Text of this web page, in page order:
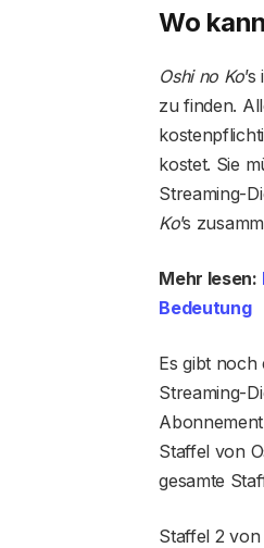
Wo
Oshi no Ko
zu finden.
kostet. Sie
Streaming-
Ko’s
Mehr lesen:
Bedeutung
Es gibt noch
Streaming-
Staffel von
gesamte
Staffel 2 von